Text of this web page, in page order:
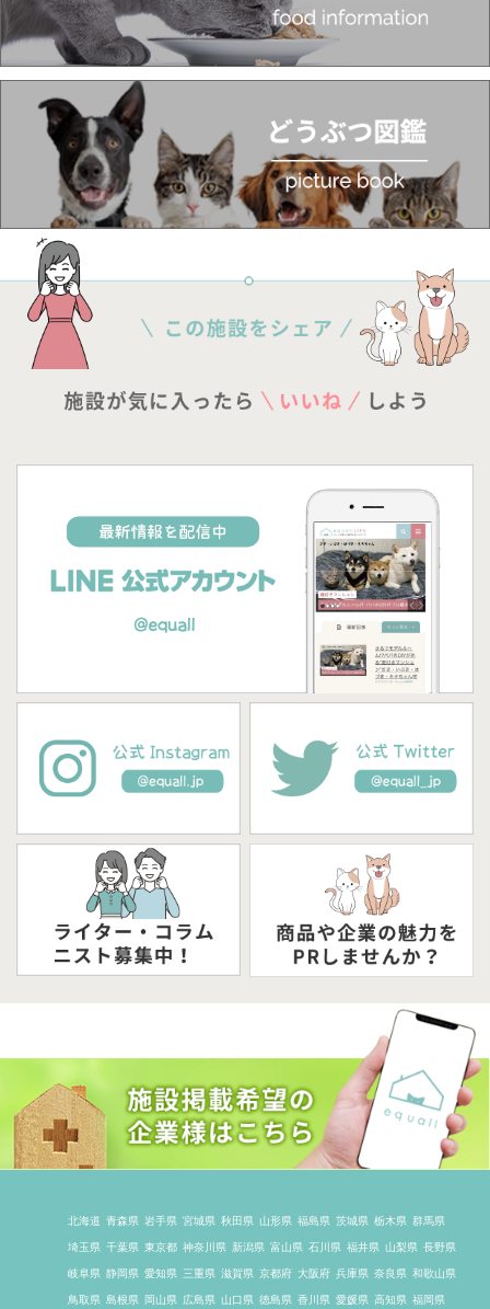
北海道 青森県 岩手県 宮城県 秋田県 山形県 福島県 茨城県 栃木県 群馬県
埼玉県 千葉県 東京都 神奈川県 新潟県 富山県 石川県 福井県 山梨県 長野県
岐阜県 静岡県 愛知県 三重県 滋賀県 京都府 大阪府 兵庫県 奈良県 和歌山県
鳥取県 島根県 岡山県 広島県 山口県 徳島県 香川県 愛媛県 高知県 福岡県